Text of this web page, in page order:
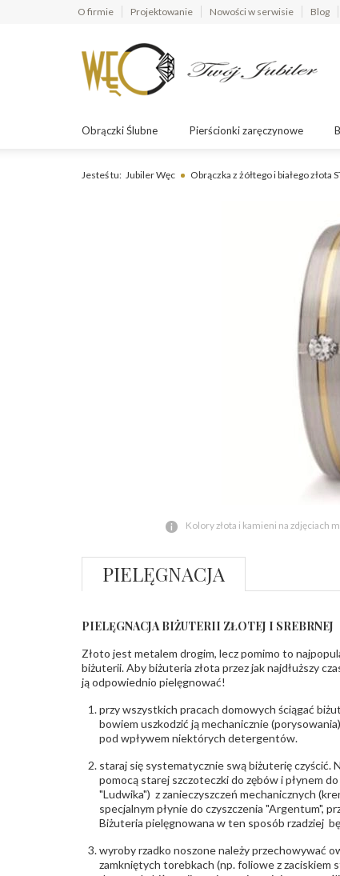
O firmie Projektowanie Nowości w serwisie Blog
Obrączki Ślubne Pierścionki zaręczynowe
Jesteś tu: Jubiler Węc Obrączka z żółtego i białego złota
Kolory złota i kamieni na zdjęciach
PIELĘGNACJA
PIELĘGNACJA BIŻUTERII ZŁOTEJ I SREBRNEJ
Złoto jest metalem drogim, lecz pomimo to
biżuterii. Aby biżuteria złota przez jak najdłuższy
ją odpowiednio pielęgnować!
przy wszystkich pracach domowych ściągać
bowiem uszkodzić ją mechanicznie
pod wpływem niektórych detergentów.
staraj się systematycznie swą biżuterię czyścić.
pomocą starej szczoteczki do zębów i płynem
"Ludwika") z zanieczyszczeń mechanicznych
specjalnym płynie do czyszczenia "Argentum",
Biżuteria pielęgnowana w ten sposób rzadziej
wyroby rzadko noszone należy przechowywać
zamkniętych torebkach (np. foliowe z zaciskiem